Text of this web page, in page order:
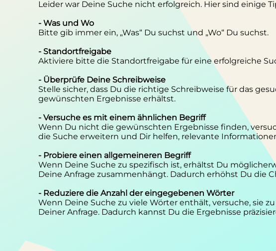
Leider war Deine Suche nicht erfolgreich. Hier sind einige
- Was und Wo
Bitte gib immer ein, „Was“ Du suchst und „Wo“ Du suchst.
- Standortfreigabe
Aktiviere bitte die Standortfreigabe für eine erfolgreiche
- Überprüfe Deine Schreibweise
Stelle sicher, dass Du die richtige Schreibweise für das
gewünschten Ergebnisse erhältst.
- Versuche es mit einem ähnlichen Begriff
Wenn Du nicht die gewünschten Ergebnisse finden,
die Suche erweitern und Dir helfen, relevante
- Probiere einen allgemeineren Begriff
Wenn Deine Suche zu spezifisch ist, erhältst Du
Deine Anfrage zusammenhängt. Dadurch erhöhst Du die
- Reduziere die Anzahl der eingegebenen Wörter
Wenn Deine Suche zu viele Wörter enthält, versuche, sie
Deiner Anfrage. Dadurch kannst Du die Ergebnisse